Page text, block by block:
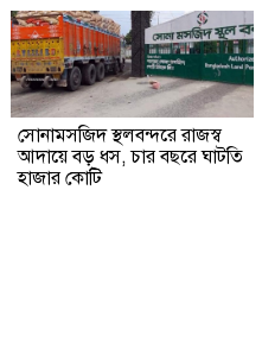
সোনামসজিদ স্থলবন্দরে রাজস্ব
আদায়ে বড় ধস, চার বছরে ঘাটতি
হাজার কোটি